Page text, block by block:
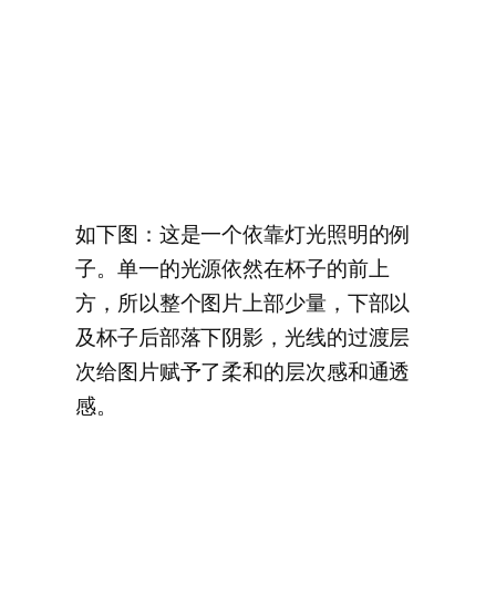
如下图：这是一个依靠灯光照明的例
子。单一的光源依然在杯子的前上
方，所以整个图片上部少量，下部以
及杯子后部落下阴影，光线的过渡层
次给图片赋予了柔和的层次感和通透
感。